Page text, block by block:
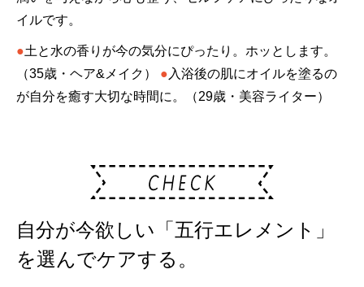
イルです。
●土と水の香りが今の気分にぴったり。ホッとします。
（35歳・ヘア&メイク）
●入浴後の肌にオイルを塗るの
が自分を癒す大切な時間に。（29歳・美容ライター）
自分が今欲しい「五行エレメント」
を選んでケアする。